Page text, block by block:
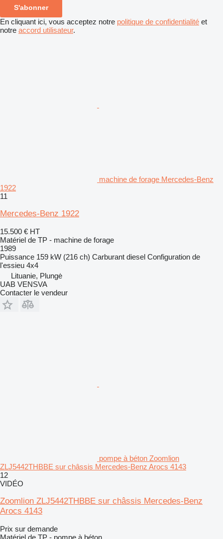
S'abonner
En cliquant ici, vous acceptez notre politique de confidentialité et
notre accord utilisateur.
machine de forage Mercedes-Benz
1922
11
Mercedes-Benz 1922
15.500 € HT
Matériel de TP - machine de forage
1989
Puissance 159 kW (216 ch) Carburant diesel Configuration de
l'essieu 4x4
Lituanie, Plungė
UAB VENSVA
Contacter le vendeur
pompe à béton Zoomlion
ZLJ5442THBBE sur châssis Mercedes-Benz Arocs 4143
12
VIDÉO
Zoomlion ZLJ5442THBBE sur châssis Mercedes-Benz
Arocs 4143
Prix sur demande
Matériel de TP - pompe à béton